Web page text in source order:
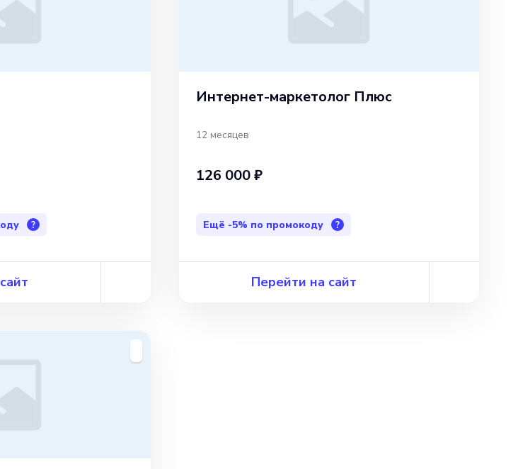
?
Интернет-маркетолог Плюс
12 месяцев
126 000 ₽
Ещё -5% по промокоду ?
Перейти на сайт